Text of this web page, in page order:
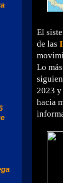
El
de las
Lo
2023 y
hacia